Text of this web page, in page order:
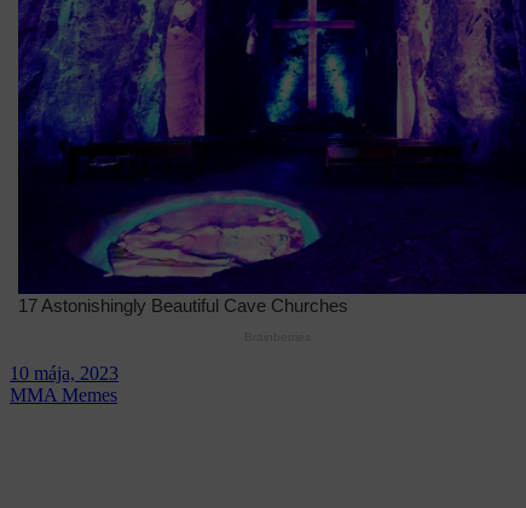
10 mája, 2023
MMA Memes